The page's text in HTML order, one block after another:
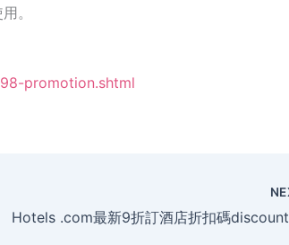
。
promotion.shtml